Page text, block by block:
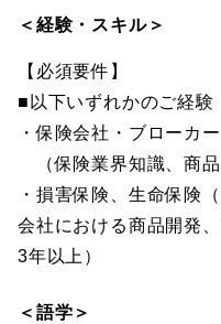
＜経験・スキル＞
【必須要件】
■以下いずれかのご経験
・保険会社・ブローカ
（保険業界知識、商品
・損害保険、生命保険
会社における商品開発
3年以上）
＜語学＞